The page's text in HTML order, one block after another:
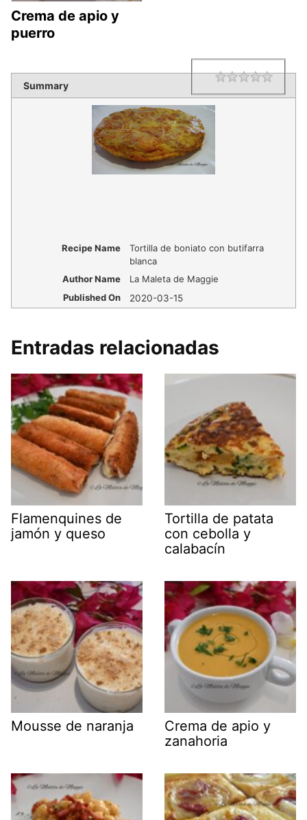
Crema de apio y
puerro
Summary Rating
Recipe Name
Tortilla de boniato con butifarra
blanca
Author Name
La Maleta de Maggie
Published On
2020-03-15
Entradas relacionadas
Flamenquines de
jamón y queso
Tortilla de patata
con cebolla y
calabacín
Mousse de naranja
Crema de apio y
zanahoria